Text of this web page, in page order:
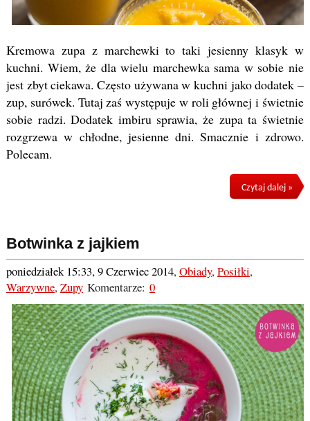
Kremowa zupa z marchewki to taki jesienny klasyk w
kuchni. Wiem, że dla wielu marchewka sama w sobie nie
jest zbyt ciekawa. Często używana w kuchni jako dodatek –
zup, surówek. Tutaj zaś występuje w roli głównej i świetnie
sobie radzi. Dodatek imbiru sprawia, że zupa ta świetnie
rozgrzewa w chłodne, jesienne dni. Smacznie i zdrowo.
Polecam.
Czytaj dalej »
Botwinka z jajkiem
poniedziałek 15:33, 9 Czerwiec 2014,Obiady,Posiłki,
Warzywne,ZupyKomentarze: 0